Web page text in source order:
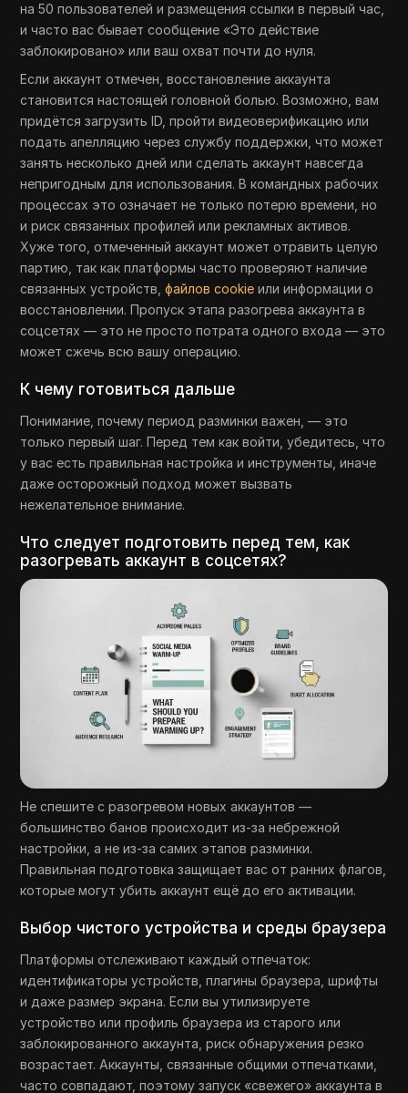
на 50 пользователей и размещения ссылки в первый час,
и часто вас бывает сообщение «Это действие
заблокировано» или ваш охват почти до нуля.
Если аккаунт отмечен, восстановление аккаунта
становится настоящей головной болью. Возможно, вам
придётся загрузить ID, пройти видеоверификацию или
подать апелляцию через службу поддержки, что может
занять несколько дней или сделать аккаунт навсегда
непригодным для использования. В командных рабочих
процессах это означает не только потерю времени, но
и риск связанных профилей или рекламных активов.
Хуже того, отмеченный аккаунт может отравить целую
партию, так как платформы часто проверяют наличие
связанных устройств,файлов cookie или информации о
восстановлении. Пропуск этапа разогрева аккаунта в
соцсетях — это не просто потрата одного входа — это
может сжечь всю вашу операцию.
К чему готовиться дальше
Понимание, почему период разминки важен, — это
только первый шаг. Перед тем как войти, убедитесь, что
у вас есть правильная настройка и инструменты, иначе
даже осторожный подход может вызвать
нежелательное внимание.
Что следует подготовить перед тем, как
разогревать аккаунт в соцсетях?
Не спешите с разогревом новых аккаунтов —
большинство банов происходит из-за небрежной
настройки, а не из-за самих этапов разминки.
Правильная подготовка защищает вас от ранних флагов,
которые могут убить аккаунт ещё до его активации.
Выбор чистого устройства и среды браузера
Платформы отслеживают каждый отпечаток:
идентификаторы устройств, плагины браузера, шрифты
и даже размер экрана. Если вы утилизируете
устройство или профиль браузера из старого или
заблокированного аккаунта, риск обнаружения резко
возрастает. Аккаунты, связанные общими отпечатками,
часто совпадают, поэтому запуск «свежего» аккаунта в